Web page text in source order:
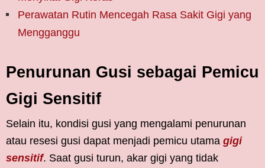
Perawatan Rutin Mencegah Rasa Sakit Gigi yang
Mengganggu
Penurunan Gusi sebagai Pemicu
Gigi Sensitif
Selain itu, kondisi gusi yang mengalami penurunan
atau resesi gusi dapat menjadi pemicu utama gigi
sensitif. Saat gusi turun, akar gigi yang tidak